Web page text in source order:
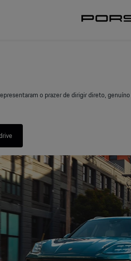
o prazer de dirigir direto,